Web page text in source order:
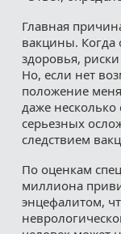
Главная
вакцины. Когда
здоровья,
Но, если нет
положение
даже
серьезных
следствием
По оценкам
миллиона
энцефалитом,